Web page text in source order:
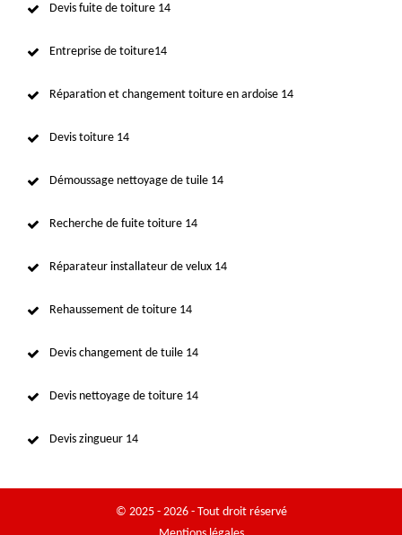
Devis fuite de toiture 14
Entreprise de toiture14
Réparation et changement toiture en ardoise 14
Devis toiture 14
Démoussage nettoyage de tuile 14
Recherche de fuite toiture 14
Réparateur installateur de velux 14
Rehaussement de toiture 14
Devis changement de tuile 14
Devis nettoyage de toiture 14
Devis zingueur 14
© 2025 - 2026 - Tout droit réservé